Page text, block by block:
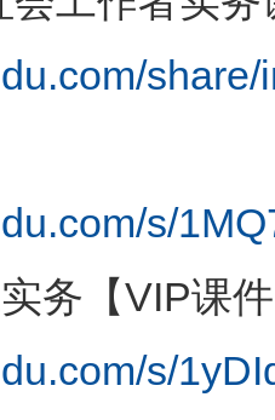
s/
务【VIP课
s/